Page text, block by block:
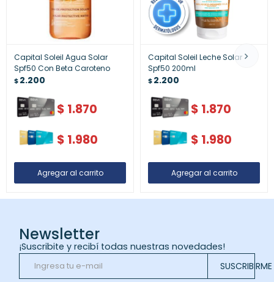
Capital Soleil Agua Solar
Spf50 Con Beta Caroteno
$2.200
$ 1.870
$ 1.980
Capital Soleil Leche Solar
Spf50 200ml
$2.200
$ 1.870
$ 1.980
Newsletter
¡Suscribite y recibí todas nuestras novedades!
SUSCRIBIRME